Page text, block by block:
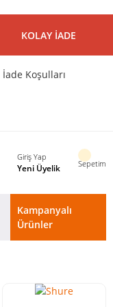
KOLAY İADE
İade Koşulları
Giriş Yap
Yeni Üyelik Sepetim
Kampanyalı
Ürünler